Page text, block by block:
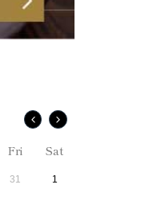
Fri Sat
31 1